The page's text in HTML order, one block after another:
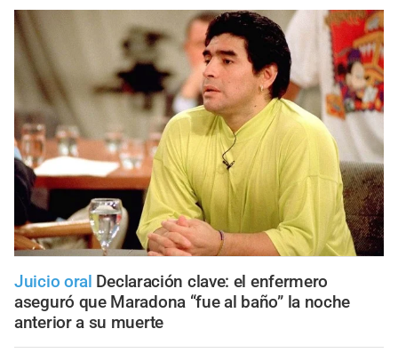
Juicio oral Declaración clave: el enfermero
aseguró que Maradona “fue al baño” la noche
anterior a su muerte